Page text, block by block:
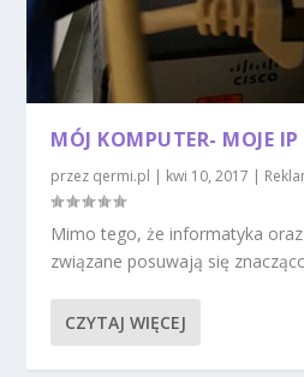
MÓJ KOMPUTER- MOJE IP
przez qermi.pl kwi 10, 2017
Mimo tego, że informatyka
związane posuwają się
CZYTAJ WIĘCEJ